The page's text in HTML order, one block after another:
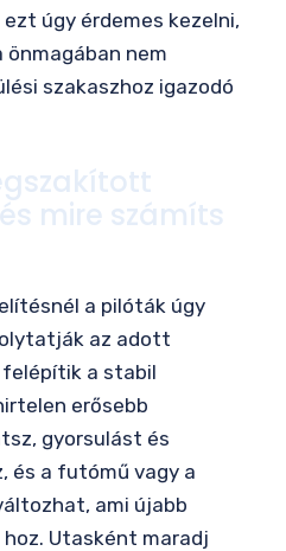
úgy érdemes kezelni,
önmagában nem
szakaszhoz igazodó
mire számíts
a pilóták úgy
az adott
a stabil
erősebb
gyorsulást és
és a futómű vagy a
ami újabb
Utasként maradj